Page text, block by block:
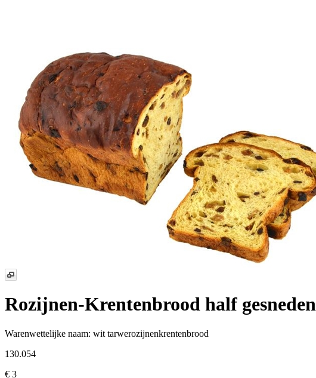
Rozijnen-Krentenbrood half gesneden
Warenwettelijke naam: wit tarwerozijnenkrentenbrood
130.054
€ 3